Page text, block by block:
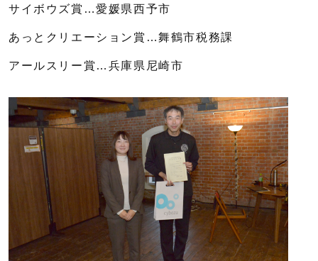
サイボウズ賞…愛媛県西予市
あっとクリエーション賞…舞鶴市税務課
アールスリー賞…兵庫県尼崎市